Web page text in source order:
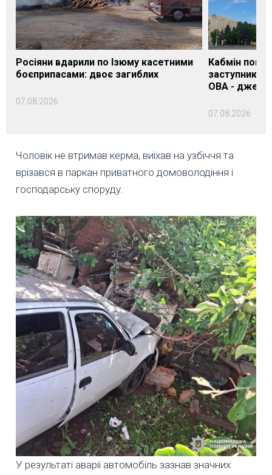
Росіяни вдарили по Ізюму касетними
боєприпасами: двоє загиблих
07.08.2026
Кабмін
заступника
ОВА -
07.08.2026
Чоловік не втримав керма, виїхав на узбіччя та
врізався в паркан приватного домоволодіння і
господарську споруду.
У результаті аварії автомобіль зазнав значних